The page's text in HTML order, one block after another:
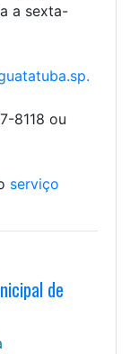
a sexta-
8118 ou
serviço
de